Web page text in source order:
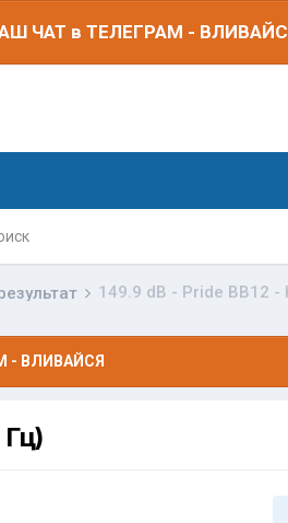
ЧАТ в ТЕЛЕГРАМ -
149.9 dB - Pride BB12 -
- ВЛИВАЙСЯ